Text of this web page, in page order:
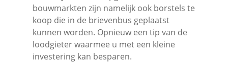
bouwmarkten zijn namelijk ook borstels te
koop die in de brievenbus geplaatst
kunnen worden. Opnieuw een tip van de
loodgieter waarmee u met een kleine
investering kan besparen.